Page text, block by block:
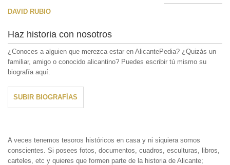
DAVID RUBIO
Haz historia con nosotros
¿Conoces a alguien que merezca estar en AlicantePedia? ¿Quizás un
familiar, amigo o conocido alicantino? Puedes escribir tú mismo su
biografía aquí:
SUBIR BIOGRAFÍAS
A veces tenemos tesoros históricos en casa y ni siquiera somos
conscientes. Si posees fotos, documentos, cuadros, esculturas, libros,
carteles, etc y quieres que formen parte de la historia de Alicante;